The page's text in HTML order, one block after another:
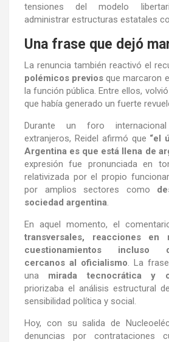
tensiones del modelo
administrar estructuras estatales
Una frase que dejó
La renuncia también reactivó el
polémicos previos que marcaron
la función pública. Entre ellos,
que había generado un fuerte
Durante un foro
extranjeros, Reidel afirmó que “el
Argentina es que está llena de
expresión fue pronunciada en
relativizada por el propio
por amplios sectores como
sociedad argentina.
En aquel momento, el
transversales, reacciones
cuestionamientos incluso
cercanos al oficialismo. La
una mirada tecnocrática y
priorizaba el análisis estructural
sensibilidad política y social.
Hoy, con su salida de
denuncias por contrataciones